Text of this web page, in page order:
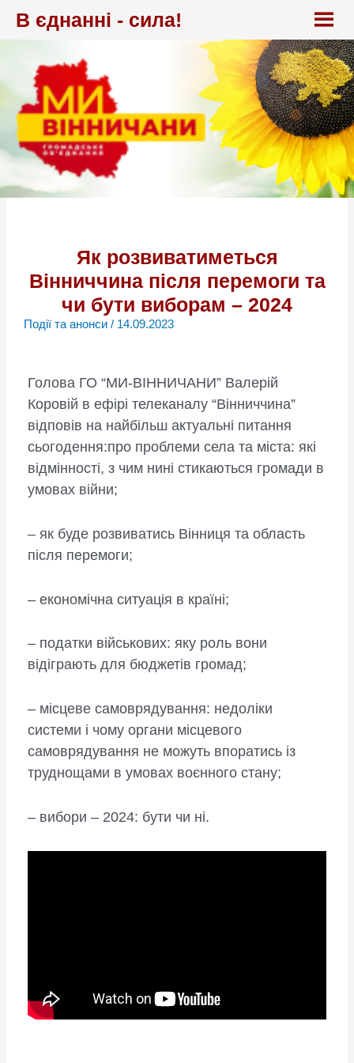
В єднанні - сила!
Як розвиватиметься
Вінниччина після перемоги та
чи бути виборам – 2024
Події та анонси/ 14.09.2023
Голова ГО “МИ-ВІННИЧАНИ” Валерій
Коровій в ефірі телеканалу “Вінниччина”
відповів на найбільш актуальні питання
сьогодення:про проблеми села та міста: які
відмінності, з чим нині стикаються громади в
умовах війни;
– як буде розвиватись Вінниця та область
після перемоги;
– економічна ситуація в країні;
– податки військових: яку роль вони
відіграють для бюджетів громад;
– місцеве самоврядування: недоліки
системи і чому органи місцевого
самоврядування не можуть впоратись із
труднощами в умовах воєнного стану;
– вибори – 2024: бути чи ні.